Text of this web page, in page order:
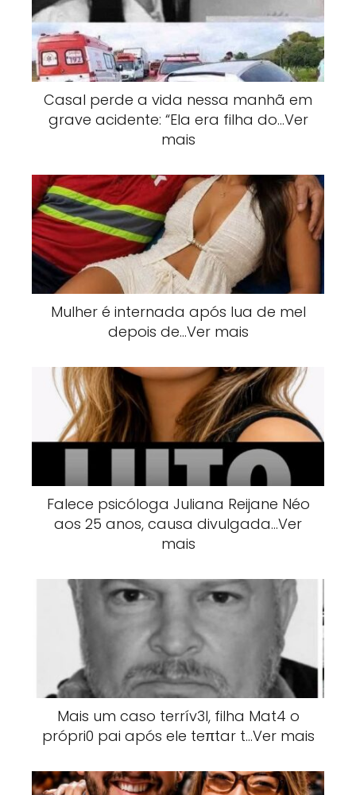
Casal perde a vida nessa manhã em
grave acidente: “Ela era filha do…Ver
mais
Mulher é internada após lua de mel
depois de…Ver mais
Falece psicóloga Juliana Reijane Néo
aos 25 anos, causa divulgada…Ver
mais
Mais um caso terrív3l, filha Mat4 o
própri0 pai após ele teπtar t…Ver mais